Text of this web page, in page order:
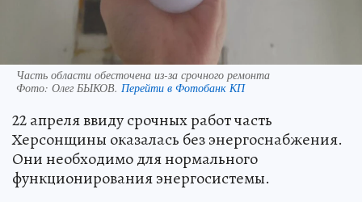
Часть области обесточена из-за срочного ремонта
Фото: Олег БЫКОВ. Перейти в Фотобанк КП
22 апреля ввиду срочных работ часть
Херсонщины оказалась без энергоснабжения.
Они необходимо для нормального
функционирования энергосистемы.